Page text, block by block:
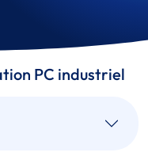
PC industriel